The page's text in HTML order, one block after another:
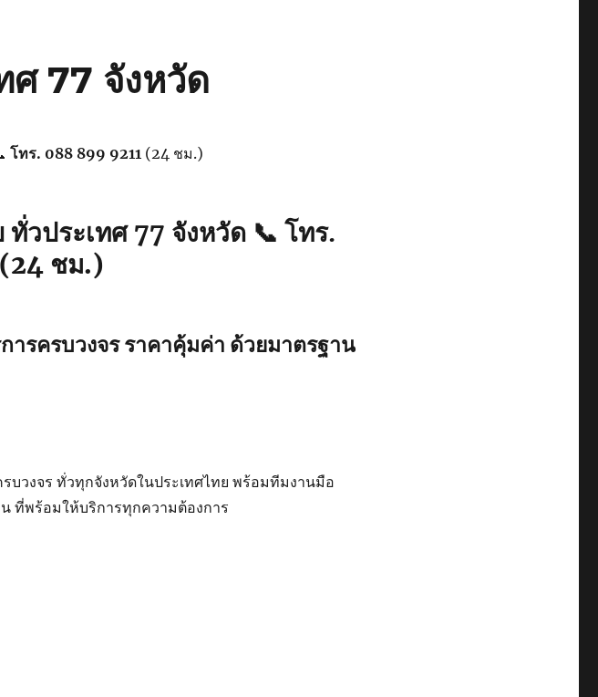
ศ 77 จังหวัด
โทร. 088 899 9211 (24 ชม.)
วประเทศ 77 จังหวัด 📞โทร.
(24 ชม.)
ารครบวงจร ราคาคุ้มค่า ด้วยมาตรฐาน
บวงจร ทั่วทุกจังหวัดในประเทศไทย พร้อมทีมงานมือ
ที่พร้อมให้บริการทุกความต้องการ